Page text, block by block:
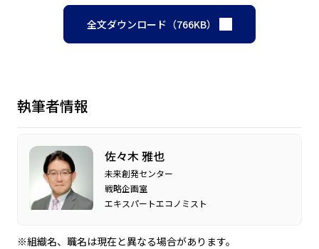
全文ダウンロード（766KB）
執筆者情報
佐々木 雅也
未来創発センター
戦略企画室
エキスパートエコノミスト
※組織名、職名は現在と異なる場合があります。